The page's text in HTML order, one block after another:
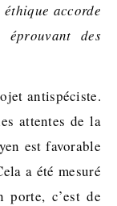
accorde
des
antispéciste.
attentes de la
est favorable
a été mesuré
porte, c’est de